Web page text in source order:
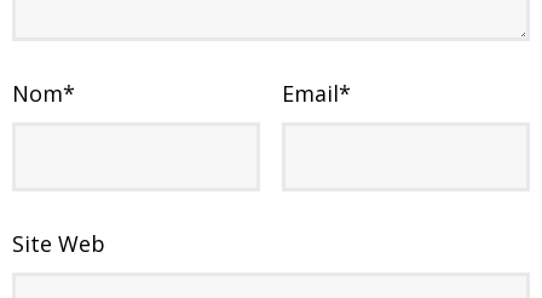
Nom* Email*
Site Web